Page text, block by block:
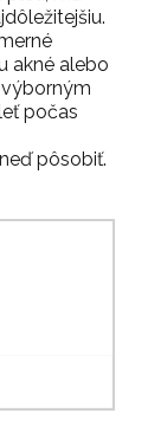
akné alebo
počas
pôsobiť.